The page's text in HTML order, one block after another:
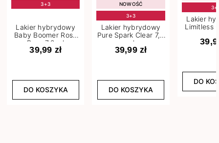
3+3
Lakier hybrydowy
Baby Boomer Rose
Base 7,2 ml
39,99 zł
DO KOSZYKA
NOWOŚĆ
3+3
Lakier hybrydowy
Pure Spark Clear 7,2
ml
39,99 zł
DO KOSZYKA
Lakier
Limitless
DO